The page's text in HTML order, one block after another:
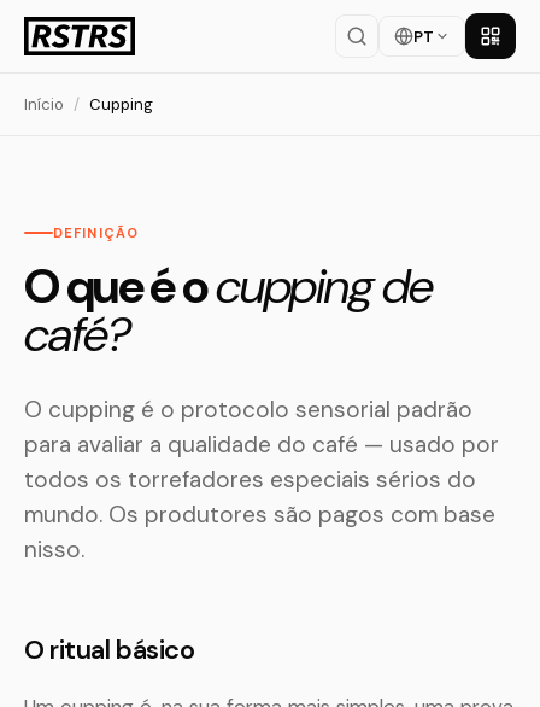
PT Baixar
Início / Cupping
DEFINIÇÃO
O que é ocupping de
café?
O cupping é o protocolo sensorial padrão
para avaliar a qualidade do café — usado por
todos os torrefadores especiais sérios do
mundo. Os produtores são pagos com base
nisso.
O ritual básico